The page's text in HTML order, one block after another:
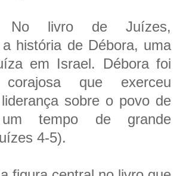
No livro de Juízes,
história de Débora, uma
em Israel. Débora foi
que exerceu
sobre o povo de
tempo de grande
4-5).